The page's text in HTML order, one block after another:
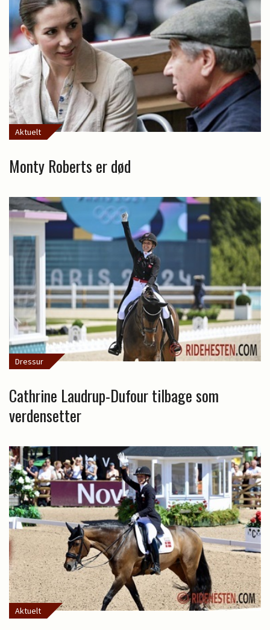
Aktuelt
Monty Roberts er død
Dressur
Cathrine Laudrup-Dufour tilbage som
verdensetter
Aktuelt